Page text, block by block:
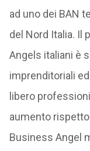
ad uno dei BAN
del Nord Italia. Il
Angels italiani è
imprenditoriali
libero
aumento rispetto
Business Angel